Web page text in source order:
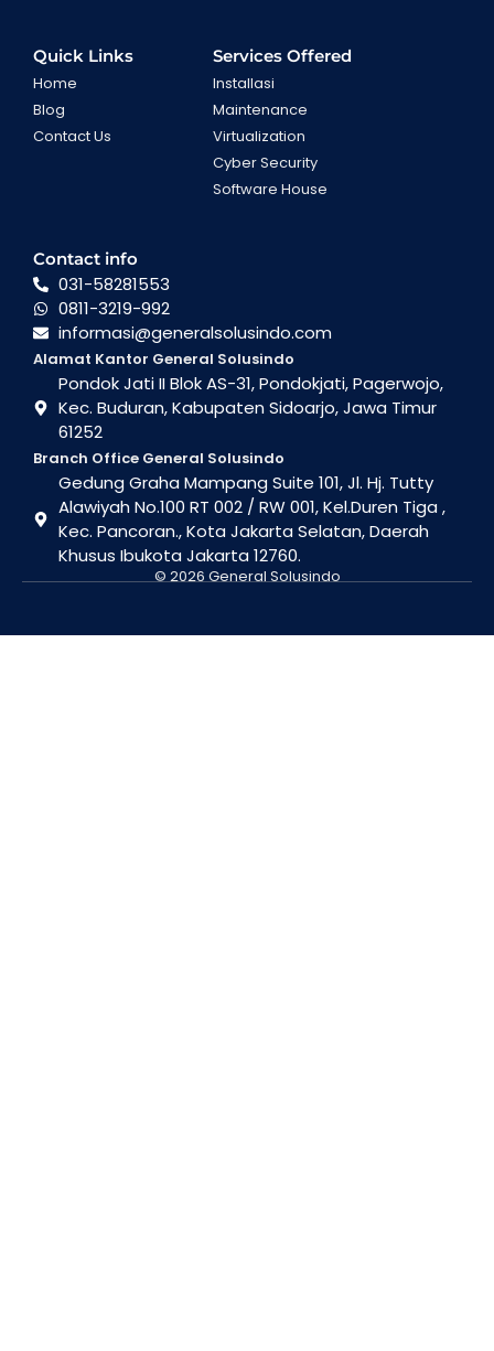
Quick Links
Home
Blog
Contact Us
Services Offered
Installasi
Maintenance
Virtualization
Cyber Security
Software House
Contact info
031-58281553
0811-3219-992
informasi@generalsolusindo.com
Alamat Kantor General Solusindo
Pondok Jati II Blok AS-31, Pondokjati, Pagerwojo,
Kec. Buduran, Kabupaten Sidoarjo, Jawa Timur
61252
Branch Office General Solusindo
Gedung Graha Mampang Suite 101, Jl. Hj. Tutty
Alawiyah No.100 RT 002 / RW 001, Kel.Duren Tiga ,
Kec. Pancoran., Kota Jakarta Selatan, Daerah
Khusus Ibukota Jakarta 12760.
© 2026 General Solusindo